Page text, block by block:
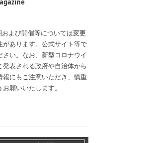
よび開催等については変更
あります。公式サイト等で
い。なお、新型コロナウイ
表される政府や自治体から
にもご注意いただき、慎重
願いいたします。